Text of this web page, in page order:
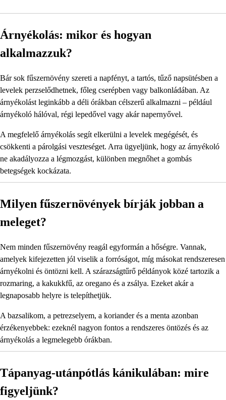
Árnyékolás: mikor és hogyan
alkalmazzuk?
Bár sok fűszernövény szereti a napfényt, a tartós, tűző napsütésben a
levelek perzselődhetnek, főleg cserépben vagy balkonládában. Az
árnyékolást leginkább a déli órákban célszerű alkalmazni – például
árnyékoló hálóval, régi lepedővel vagy akár napernyővel.
A megfelelő árnyékolás segít elkerülni a levelek megégését, és
csökkenti a párolgási veszteséget. Arra ügyeljünk, hogy az árnyékoló
ne akadályozza a légmozgást, különben megnőhet a gombás
betegségek kockázata.
Milyen fűszernövények bírják jobban a
meleget?
Nem minden fűszernövény reagál egyformán a hőségre. Vannak,
amelyek kifejezetten jól viselik a forróságot, míg másokat rendszeresen
árnyékolni és öntözni kell. A szárazságtűrő példányok közé tartozik a
rozmaring, a kakukkfű, az oregano és a zsálya. Ezeket akár a
legnaposabb helyre is telepíthetjük.
A bazsalikom, a petrezselyem, a koriander és a menta azonban
érzékenyebbek: ezeknél nagyon fontos a rendszeres öntözés és az
árnyékolás a legmelegebb órákban.
Tápanyag-utánpótlás kánikulában: mire
figyeljünk?